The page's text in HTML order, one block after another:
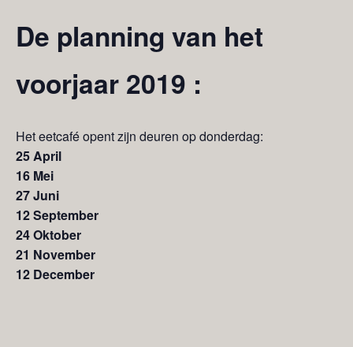
De planning van het
voorjaar 2019 :
Het eetcafé opent zijn deuren op donderdag:
25 April
16 Mei
27 Juni
12 September
24 Oktober
21 November
12 December